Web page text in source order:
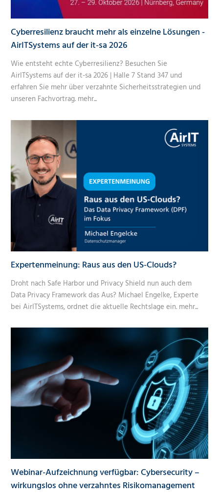
Cyberresilienz braucht mehr als einzelne Lösungen -
AirITSystems auf der it-sa 2026
Wie entsteht echte Cyberresilienz? Besuchen Sie
AirITSystems auf der it-sa 2026 | Halle 7 Stand 347 und
erfahren Sie mehr über verzahnte Sicherheitsstrategien und
unseren Fachvortrag. mehr...
Expertenmeinung: Raus aus den US-Clouds?
Droht nach Safe Harbor und Privacy Shield nun auch dem
Data Privacy Framework das Aus? Michael Engelke, Experte
bei AirITSystems, ordnet die aktuelle Rechtslage ein. mehr...
Webinar-Aufzeichnung verfügbar: Cybersecurity –
wirkungslos ohne verzahntes Risikomanagement